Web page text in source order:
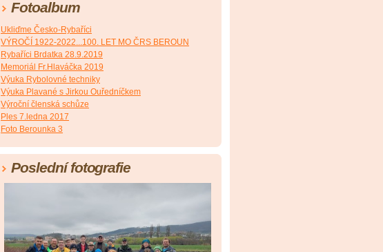
Fotoalbum
Ukliďme Česko-Rybaříci
VÝROČÍ 1922-2022...100. LET MO ČRS BEROUN
Rybaříci Brdatka 28.9.2019
Memoriál Fr.Hlaváčka 2019
Výuka Rybolovné techniky
Výuka Plavané s Jirkou Ouředníčkem
Výroční členská schůze
Ples 7.ledna 2017
Foto Berounka 3
Poslední fotografie